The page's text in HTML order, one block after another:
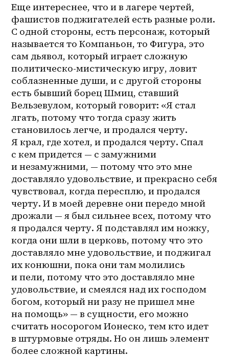
Еще интереснее, что и в лагере чертей,
фашистов поджигателей есть разные роли.
С одной стороны, есть персонаж, который
называется то Компаньон, то Фигура, это
сам дьявол, который играет сложную
политическо-мистическую игру, ловит
соблазненные души, и с другой стороны
есть бывший борец Шмиц, ставший
Вельзевулом, который говорит: «Я стал
лгать, потому что тогда сразу жить
становилось легче, и продался черту.
Я крал, где хотел, и продался черту. Спал
с кем придется — с замужними
и незамужними, — потому что это мне
доставляло удовольствие, и прекрасно себя
чувствовал, когда пересплю, и продался
черту. И в моей деревне они передо мной
дрожали — я был сильнее всех, потому что
я продался черту. Я подставлял им ножку,
когда они шли в церковь, потому что это
доставляло мне удовольствие, и поджигал
их конюшни, пока они там молились
и пели, потому что это доставляло мне
удовольствие, и смеялся над их господом
богом, который ни разу не пришел мне
на помощь» — в сущности, его можно
считать носорогом Ионеско, тем кто идет
в штурмовые отряды. Но он лишь элемент
более сложной картины.